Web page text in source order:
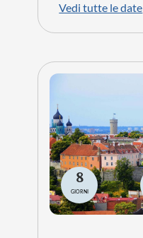
Vedi tutte le date
8
GIORNI